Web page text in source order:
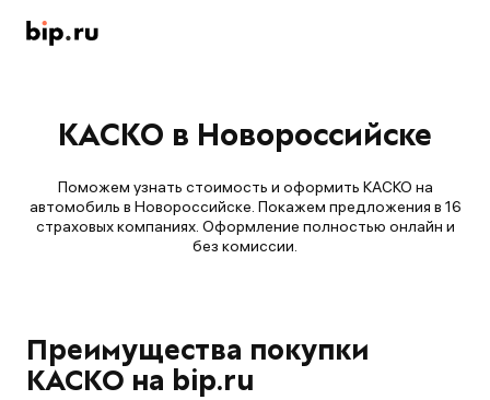
КАСКО в Новороссийске
Поможем узнать стоимость и оформить КАСКО на
автомобиль в Новороссийске. Покажем предложения в 16
страховых компаниях. Оформление полностью онлайн и
без комиссии.
Преимущества покупки
КАСКО на bip.ru